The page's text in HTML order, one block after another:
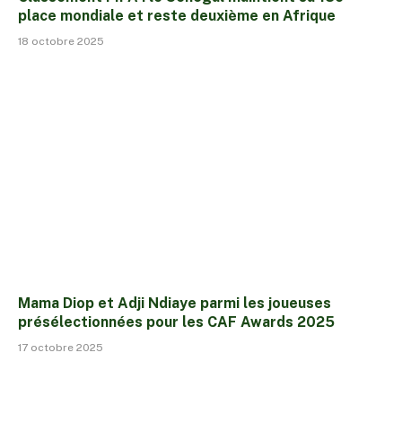
place mondiale et reste deuxième en Afrique
18 octobre 2025
Mama Diop et Adji Ndiaye parmi les joueuses
présélectionnées pour les CAF Awards 2025
17 octobre 2025